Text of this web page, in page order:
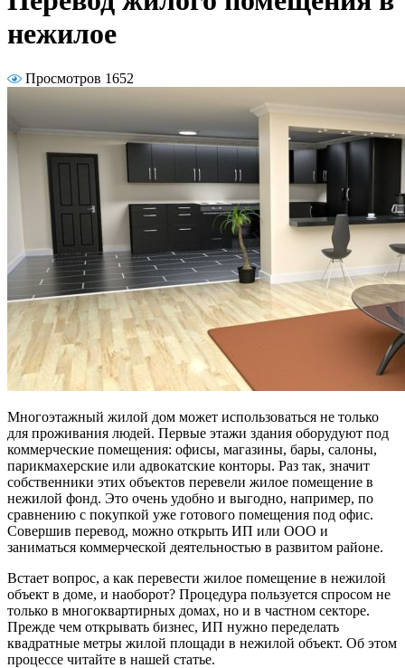
нежилое
Просмотров 1652
Многоэтажный жилой дом может использоваться не только
для проживания людей. Первые этажи здания оборудуют под
коммерческие помещения: офисы, магазины, бары, салоны,
парикмахерские или адвокатские конторы. Раз так, значит
собственники этих объектов перевели жилое помещение в
нежилой фонд. Это очень удобно и выгодно, например, по
сравнению с покупкой уже готового помещения под офис.
Совершив перевод, можно открыть ИП или ООО и
заниматься коммерческой деятельностью в развитом районе.
Встает вопрос, а как перевести жилое помещение в нежилой
объект в доме, и наоборот? Процедура пользуется спросом не
только в многоквартирных домах, но и в частном секторе.
Прежде чем открывать бизнес, ИП нужно переделать
квадратные метры жилой площади в нежилой объект. Об этом
процессе читайте в нашей статье.